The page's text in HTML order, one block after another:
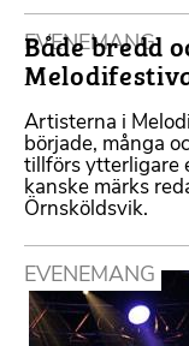
EVENEMANG
Både bredd
Artisterna i
började, många
tillförs ytterligare
kanske märks
Örnsköldsvik.
EVENEMANG